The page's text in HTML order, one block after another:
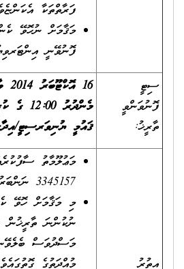
ފަރާތްތަކާ
މަޤާމަށް ނުހޮވޭ
ފޮނުވޭނީ
ސިޓީ
ފޮނުވަންވީ
ތާރީޚު:
މެންދުރު
ޤައުމީ ޔުނިވަރސިޓީ/
އިތުރު
މަޢުލޫމާތު
3345157 ނަންބަރު ފޯނާއެވެ.
މި މަޤާމަށް ހޮވޭ
މަސްދުވަސް
މުއްދަތުގެ